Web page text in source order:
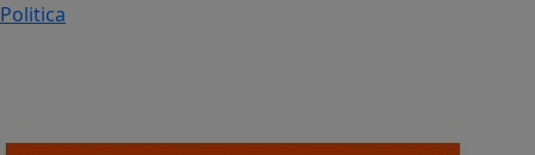
Politica